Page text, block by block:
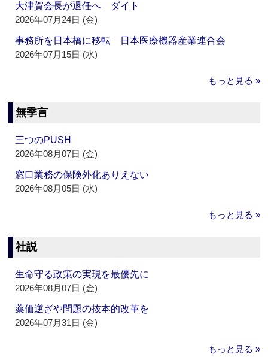
大津賀会長が退任へ ダイト
2026年07月24日 (金)
事務所を日本橋に移転 日本医療機器産業連合会
2026年07月15日 (水)
もっと見る »
無季言
三つのPUSH
2026年08月07日 (金)
窓口業務の保険外化ありえない
2026年08月05日 (水)
もっと見る »
社説
生命守る政策の実現を最優先に
2026年08月07日 (金)
薬価逆ざや問題の抜本的改革を
2026年07月31日 (金)
もっと見る »